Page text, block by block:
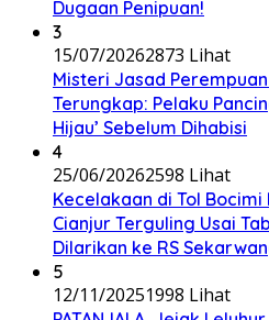
Dugaan Penipuan!
3
15/07/20262873 Lihat
Misteri Jasad
Terungkap: Pelaku
Hijau’ Sebelum Dihabisi
4
25/06/20262598 Lihat
Kecelakaan di Tol Bocimi
Cianjur Terguling Usai
Dilarikan ke RS
5
12/11/20251998 Lihat